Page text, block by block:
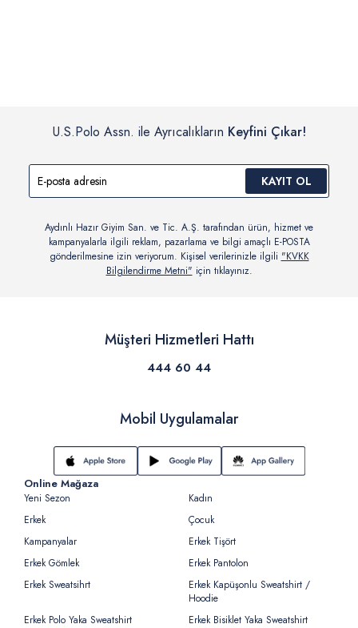
U.S.Polo Assn. ile Ayrıcalıkların Keyfini Çıkar!
KAYIT OL
Aydınlı Hazır Giyim San. ve Tic. A.Ş. tarafından ürün, hizmet ve
kampanyalarla ilgili reklam, pazarlama ve bilgi amaçlı E-POSTA
gönderilmesine izin veriyorum. Kişisel verilerinizle ilgili "KVKK
Bilgilendirme Metni" için tıklayınız.
Müşteri Hizmetleri Hattı
444 60 44
Mobil Uygulamalar
Online Mağaza
Yeni Sezon
Kadın
Erkek
Çocuk
Kampanyalar
Erkek Tişört
Erkek Gömlek
Erkek Pantolon
Erkek Sweatsihrt
Erkek Kapüşonlu Sweatshirt /
Hoodie
Erkek Polo Yaka Sweatshirt
Erkek Bisiklet Yaka Sweatshirt